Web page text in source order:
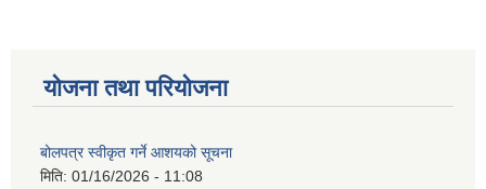
योजना तथा परियोजना
बोलपत्र स्वीकृत गर्ने आशयको सूचना
मिति: 01/16/2026 - 11:08